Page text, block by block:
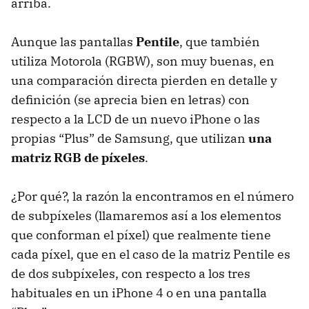
arriba.
Aunque las pantallas Pentile, que también
utiliza Motorola (RGBW), son muy buenas, en
una comparación directa pierden en detalle y
definición (se aprecia bien en letras) con
respecto a la LCD de un nuevo iPhone o las
propias “Plus” de Samsung, que utilizan una
matrizRGB de píxeles.
¿Por qué?, la razón la encontramos en el número
de subpíxeles (llamaremos así a los elementos
que conforman el píxel) que realmente tiene
cada píxel, que en el caso de la matriz Pentile es
de dos subpíxeles, con respecto a los tres
habituales en un iPhone 4 o en una pantalla